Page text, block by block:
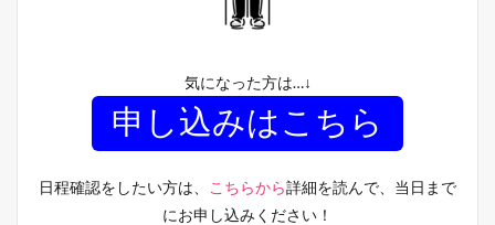
気になった方は…↓
申し込みはこちら
日程確認をしたい方は、 こちらから詳細を読んで、当日まで
にお申し込みください！